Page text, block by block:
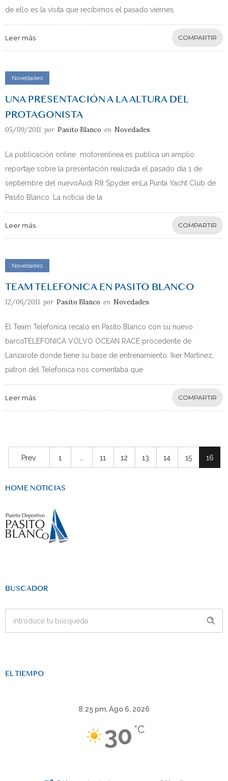
de ello es la visita que recibimos el pasado viernes
Leer más COMPARTIR
Novedades
UNA PRESENTACIÓN A LA ALTURA DEL
PROTAGONISTA
05/09/2011 por Pasito Blanco en Novedades
La publicación online motorenlinea.es publica un amplio
reportaje sobre la presentación realizada el pasado día 1 de
septiembre del nuevoAudi R8 Spyder enLa Punta Yacht Club de
Pasito Blanco. La noticia de la
Leer más COMPARTIR
Novedades
TEAM TELEFONICA EN PASITO BLANCO
12/06/2011 por Pasito Blanco en Novedades
El Team Telefonica recaló en Pasito Blanco con su nuevo
barcoTELEFONICA VOLVO OCEAN RACE procedente de
Lanzarote donde tiene su base de entrenamiento. Iker Martinez,
patron del Telefonica nos comentaba que
Leer más COMPARTIR
Prev. 1 11 12 13 14 15 16
HOME NOTICIAS
BUSCADOR
EL TIEMPO
8:25 pm,Ago 6, 2026
30 °C